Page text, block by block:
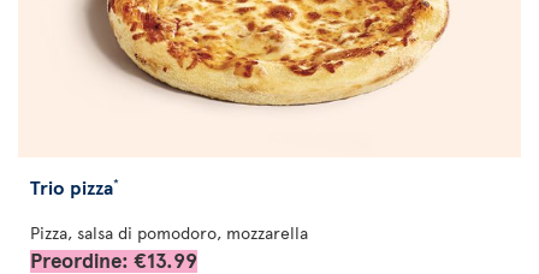
Trio pizza*
Pizza, salsa di pomodoro, mozzarella
Preordine: €13.99